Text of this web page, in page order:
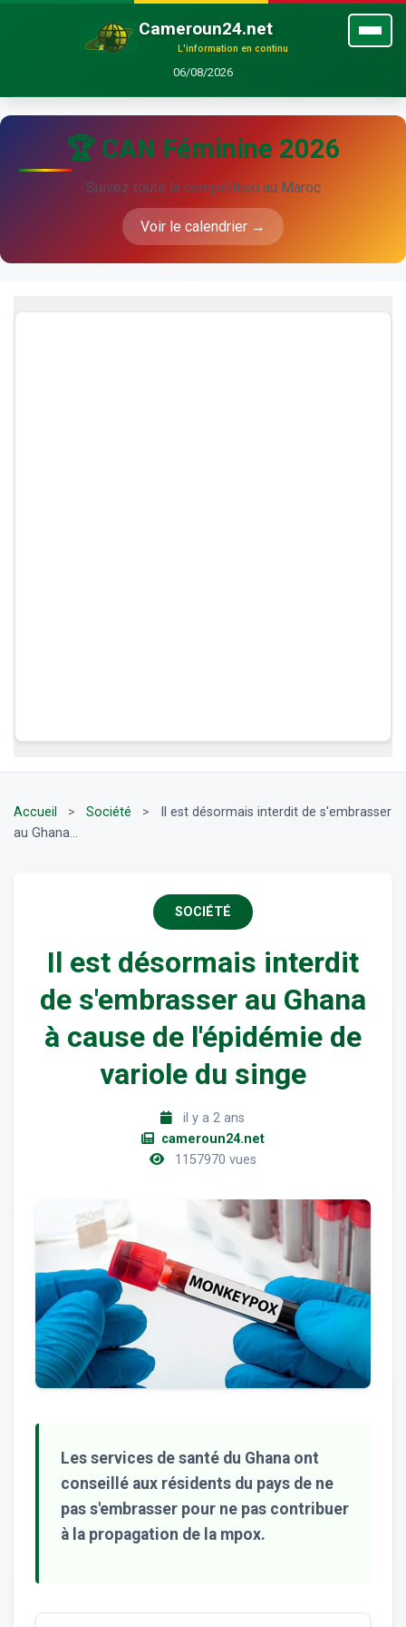
Cameroun24.net
L'information en continu
06/08/2026
🏆 CAN Féminine 2026
Suivez toute la compétition au Maroc
Voir le calendrier →
Accueil > Société >
Il est désormais interdit de s'embrasser
au Ghana...
SOCIÉTÉ
Il est désormais interdit
de s'embrasser au Ghana
à cause de l'épidémie de
variole du singe
il y a 2 ans
cameroun24.net
1157970 vues
Les services de santé du Ghana ont
conseillé aux résidents du pays de ne
pas s'embrasser pour ne pas contribuer
à la propagation de la mpox.